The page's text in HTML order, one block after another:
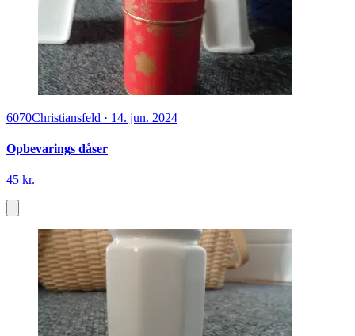
6070Christiansfeld · 14. jun. 2024
Opbevarings dåser
45 kr.